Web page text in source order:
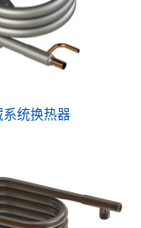
系统换热器